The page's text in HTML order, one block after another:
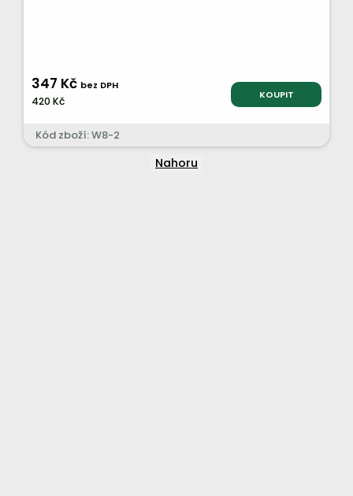
347 Kč bez DPH
420 Kč KOUPIT
Kód zboží: W8-2
Nahoru